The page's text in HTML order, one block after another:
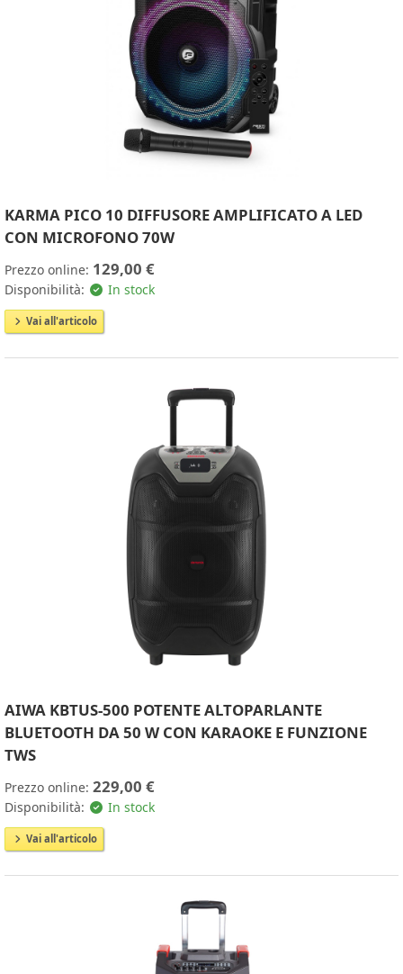
KARMA PICO 10 DIFFUSORE AMPLIFICATO A LED
CON MICROFONO 70W
Prezzo online: 129,00 €
Disponibilità: In stock
Vai all'articolo
AIWA KBTUS-500 POTENTE ALTOPARLANTE
BLUETOOTH DA 50 W CON KARAOKE E FUNZIONE
TWS
Prezzo online: 229,00 €
Disponibilità: In stock
Vai all'articolo